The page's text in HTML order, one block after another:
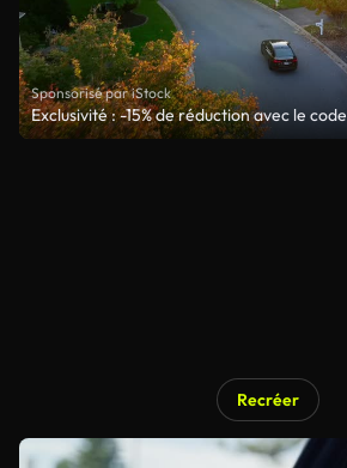
Sponsorisé par iStock
Exclusivité : -15% de réduction avec le code
Recréer